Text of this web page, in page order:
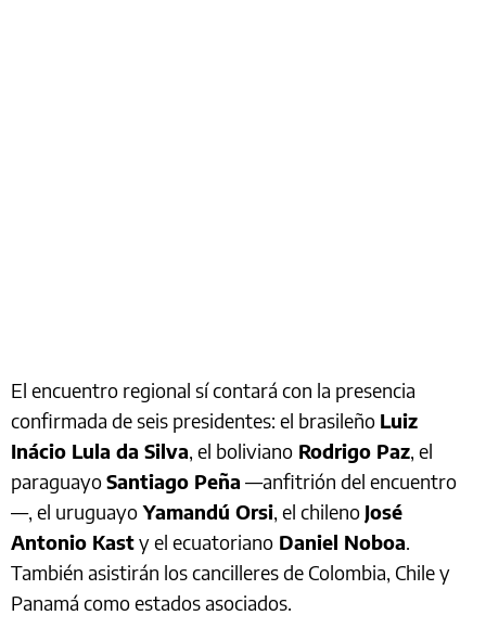
El encuentro regional sí contará con la presencia
confirmada de seis presidentes: el brasileño Luiz
Inácio Lula da Silva, el boliviano Rodrigo Paz, el
paraguayoSantiago Peña —anfitrión del encuentro
—, el uruguayoYamandú Orsi, el chileno José
Antonio Kasty el ecuatoriano Daniel Noboa.
También asistirán los cancilleres de Colombia, Chile y
Panamá como estados asociados.